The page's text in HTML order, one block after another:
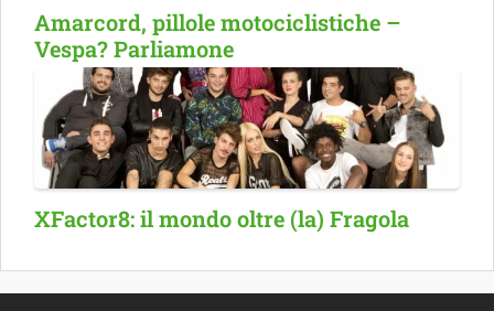
Amarcord, pillole motociclistiche –
Vespa? Parliamone
XFactor8: il mondo oltre (la) Fragola